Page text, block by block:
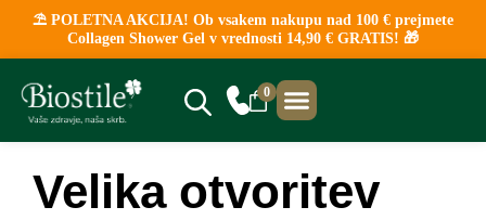
⛱️ POLETNA AKCIJA! Ob vsakem nakupu nad 100 € prejmete
Collagen Shower Gel v vrednosti 14,90 € GRATIS! 🎁
0
Velika otvoritev